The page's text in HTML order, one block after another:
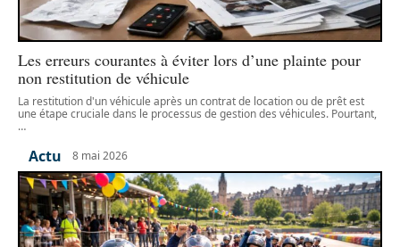
Les erreurs courantes à éviter lors d’une plainte pour
non restitution de véhicule
La restitution d'un véhicule après un contrat de location ou de prêt est
une étape cruciale dans le processus de gestion des véhicules. Pourtant,
…
Actu 8 mai 2026